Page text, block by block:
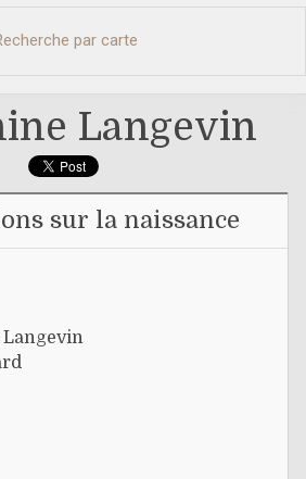
par carte
Langevin
sur la naissance